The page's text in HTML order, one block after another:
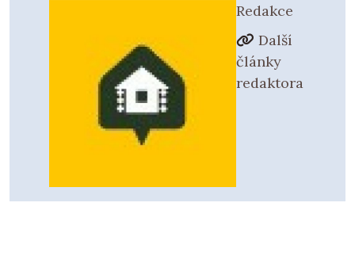
Redakce
Další
články
redaktora